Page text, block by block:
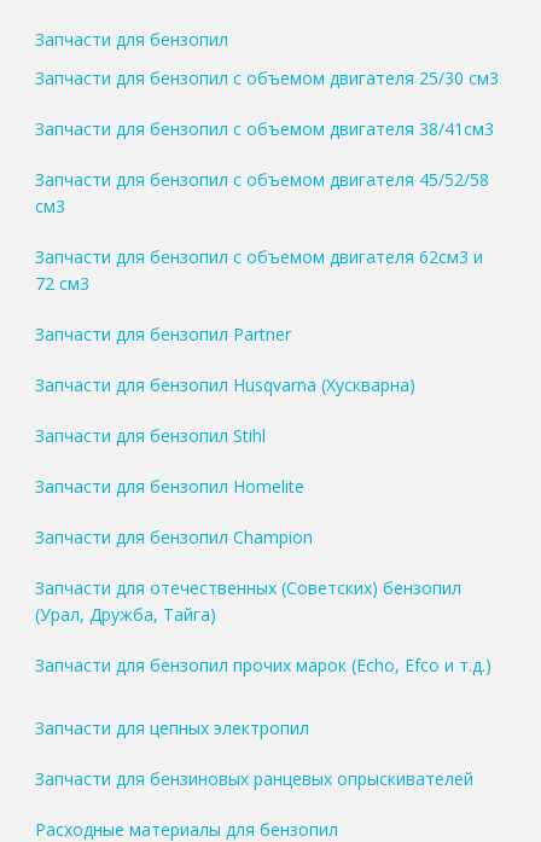
Запчасти для бензопил
Запчасти для бензопил с объемом двигателя 25/30 см3
Запчасти для бензопил с объемом двигателя 38/41см3
Запчасти для бензопил с объемом двигателя 45/52/58
см3
Запчасти для бензопил с объемом двигателя 62см3 и
72 см3
Запчасти для бензопил Partner
Запчасти для бензопил Husqvarna (Хускварна)
Запчасти для бензопил Stihl
Запчасти для бензопил Homelite
Запчасти для бензопил Champion
Запчасти для отечественных (Советских) бензопил
(Урал, Дружба, Тайга)
Запчасти для бензопил прочих марок (Echo, Efco и т.д.)
Запчасти для цепных электропил
Запчасти для бензиновых ранцевых опрыскивателей
Расходные материалы для бензопил